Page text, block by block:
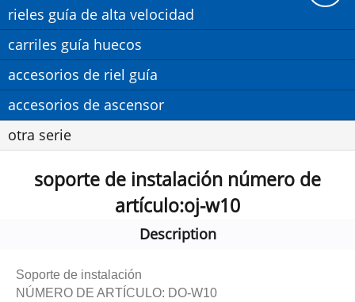
rieles guía de alta velocidad
carriles guía huecos
accesorios de riel guía
accesorios de ascensor
otra serie
soporte de instalación número de
artículo:oj-w10
Description
Soporte de instalación
NÚMERO DE ARTÍCULO: DO-W10